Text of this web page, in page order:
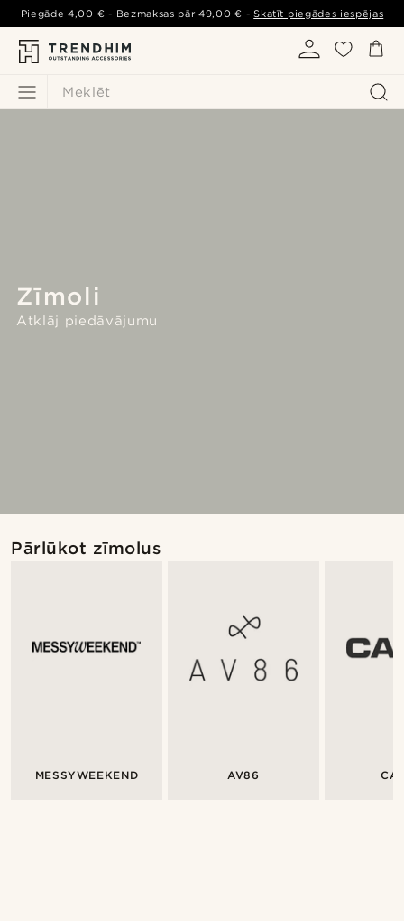
Meklēt
Piegāde4,00 € - Bezmaksas pār49,00 € -Skatīt piegādes iespējas
Zīmoli
Atklāj piedāvājumu
Pārlūkot zīmolus
MESSYWEEKEND AV86